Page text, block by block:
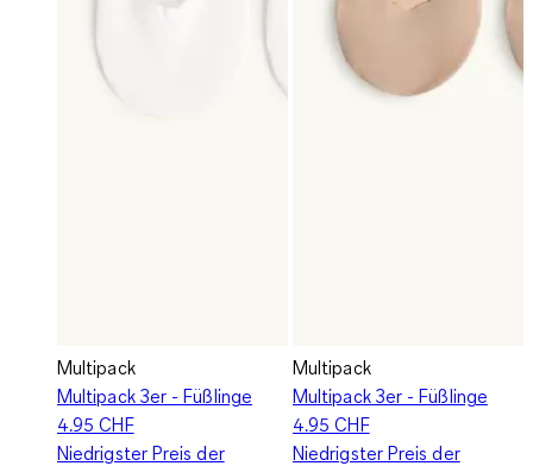
Multipack
Multipack 3er - Füßlinge
4.95 CHF
Niedrigster Preis der
Multipack
Multipack 3er - Füßlinge
4.95 CHF
Niedrigster Preis der